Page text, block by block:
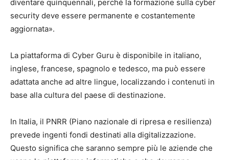
diventare quinquennali, perché la formazione sulla cyber
security deve essere permanente e costantemente
aggiornata».
La piattaforma di Cyber Guru è disponibile in italiano,
inglese, francese, spagnolo e tedesco, ma può essere
adattata anche ad altre lingue, localizzando i contenuti in
base alla cultura del paese di destinazione.
In Italia, il PNRR (Piano nazionale di ripresa e resilienza)
prevede ingenti fondi destinati alla digitalizzazione.
Questo significa che saranno sempre più le aziende che